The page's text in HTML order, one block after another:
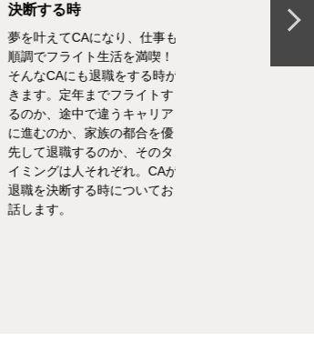
決断する時
夢を叶えてCAになり、仕事も
順調でフライト生活を満喫！
そんなCAにも退職をする時が
きます。定年までフライトす
るのか、途中で違うキャリア
に進むのか、家族の都合を優
先して退職するのか、そのタ
イミングは人それぞれ。CAが
退職を決断する時についてお
話します。
間を持ちたいをCA